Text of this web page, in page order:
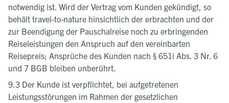
notwendig ist. Wird der Vertrag vom Kunden gekündigt, so
behält travel-to-nature hinsichtlich der erbrachten und der
zur Beendigung der Pauschalreise noch zu erbringenden
Reiseleistungen den Anspruch auf den vereinbarten
Reisepreis; Ansprüche des Kunden nach § 651i Abs. 3 Nr. 6
und 7 BGB bleiben unberührt.
9.3 Der Kunde ist verpflichtet, bei aufgetretenen
Leistungsstörungen im Rahmen der gesetzlichen